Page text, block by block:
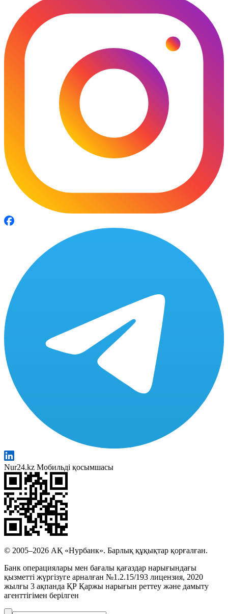
Nur24.kz Мобильді қосымшасы
© 2005–2026 АҚ «Нурбанк». Барлық құқықтар қорғалған.
Банк операциялары мен бағалы қағаздар нарығындағы
қызметті жүргізуге арналған №1.2.15/193 лицензия, 2020
жылғы 3 ақпанда ҚР Қаржы нарығын реттеу және дамыту
агенттігімен берілген